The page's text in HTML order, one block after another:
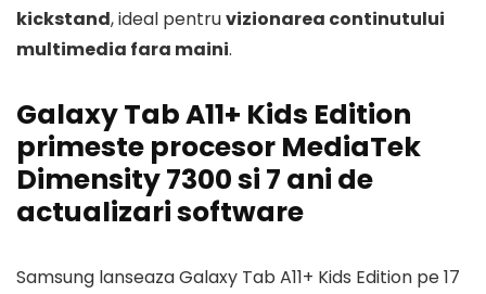
kickstand, ideal pentruvizionarea continutului
multimedia fara maini.
Galaxy Tab A11+ Kids Edition
primeste procesor MediaTek
Dimensity 7300 si 7 ani de
actualizari software
Samsung lanseaza Galaxy Tab A11+ Kids Edition pe 17